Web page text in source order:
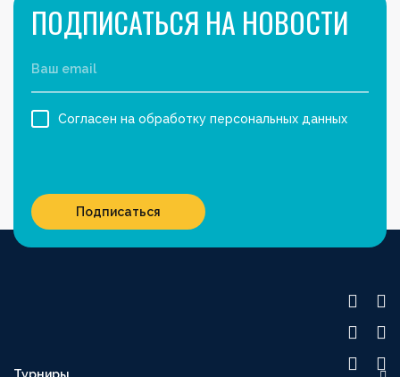
ПОДПИСАТЬСЯ НА НОВОСТИ
Согласен на обработку персональных данных
Подписаться